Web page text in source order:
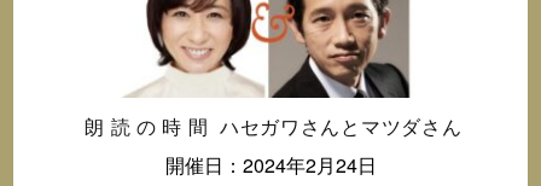
朗 読 の 時 間 ハセガワさんとマツダさん
開催日：2024年2月24日